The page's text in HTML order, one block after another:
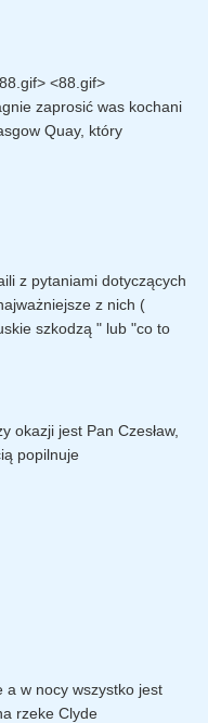
<88.gif>
zaprosić was kochani
Quay, który
z pytaniami dotyczących
z nich (
szkodzą " lub "co to
okazji jest Pan Czesław,
popilnuje
a w nocy wszystko jest
rzeke Clyde